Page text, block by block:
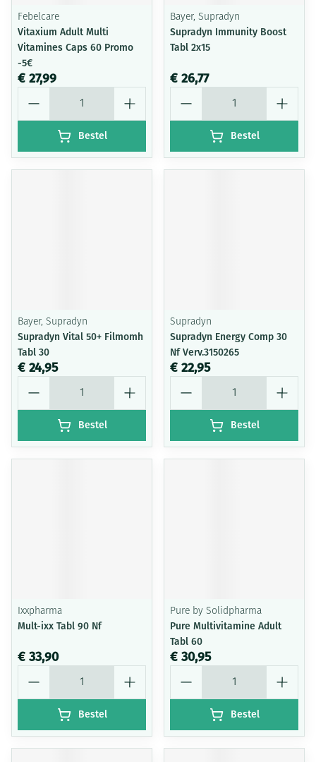
Febelcare
Vitaxium Adult Multi
Vitamines Caps 60 Promo
-5€
€ 27,99
Bestel
Bayer, Supradyn
Supradyn Immunity Boost
Tabl 2x15
€ 26,77
Bestel
Bayer, Supradyn
Supradyn Vital 50+ Filmomh
Tabl 30
€ 24,95
Bestel
Supradyn
Supradyn Energy Comp 30
Nf Verv.3150265
€ 22,95
Bestel
Ixxpharma
Mult-ixx Tabl 90 Nf
€ 33,90
Bestel
Pure by Solidpharma
Pure Multivitamine Adult
Tabl 60
€ 30,95
Bestel